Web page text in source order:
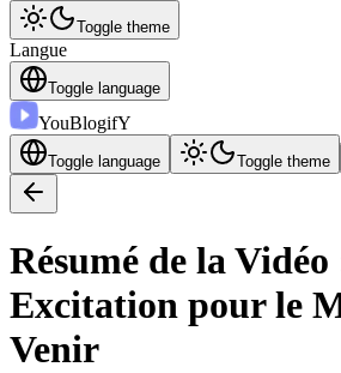
Toggle theme
Langue
Toggle language
YouBlogifY
Toggle language Toggle theme
Résumé de la
Excitation pour le
Venir